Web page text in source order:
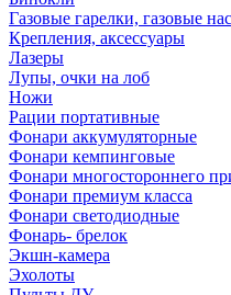
Газовые гарелки, газовые
Крепления, аксессуары
Лазеры
Лупы, очки на лоб
Ножи
Рации портативные
Фонари аккумуляторные
Фонари кемпинговые
Фонари многостороннего
Фонари премиум класса
Фонари светодиодные
Фонарь- брелок
Экшн-камера
Эхолоты